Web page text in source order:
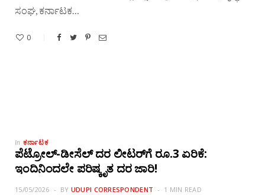
ಸಂಘ, ಕರ್ನಾಟಕ…
0
In ಕರ್ನಾಟಕ
ಪೆಟ್ರೋಲ್-ಡೀಸೆಲ್ ದರ ಲೀಟರ್‌ಗೆ ರೂ.3 ಏರಿಕೆ:
ಇಂದಿನಿಂದಲೇ ಪರಿಷ್ಕೃತ ದರ ಜಾರಿ!
15/05/2026 BY UDUPI CORRESPONDENT 1 MIN READ